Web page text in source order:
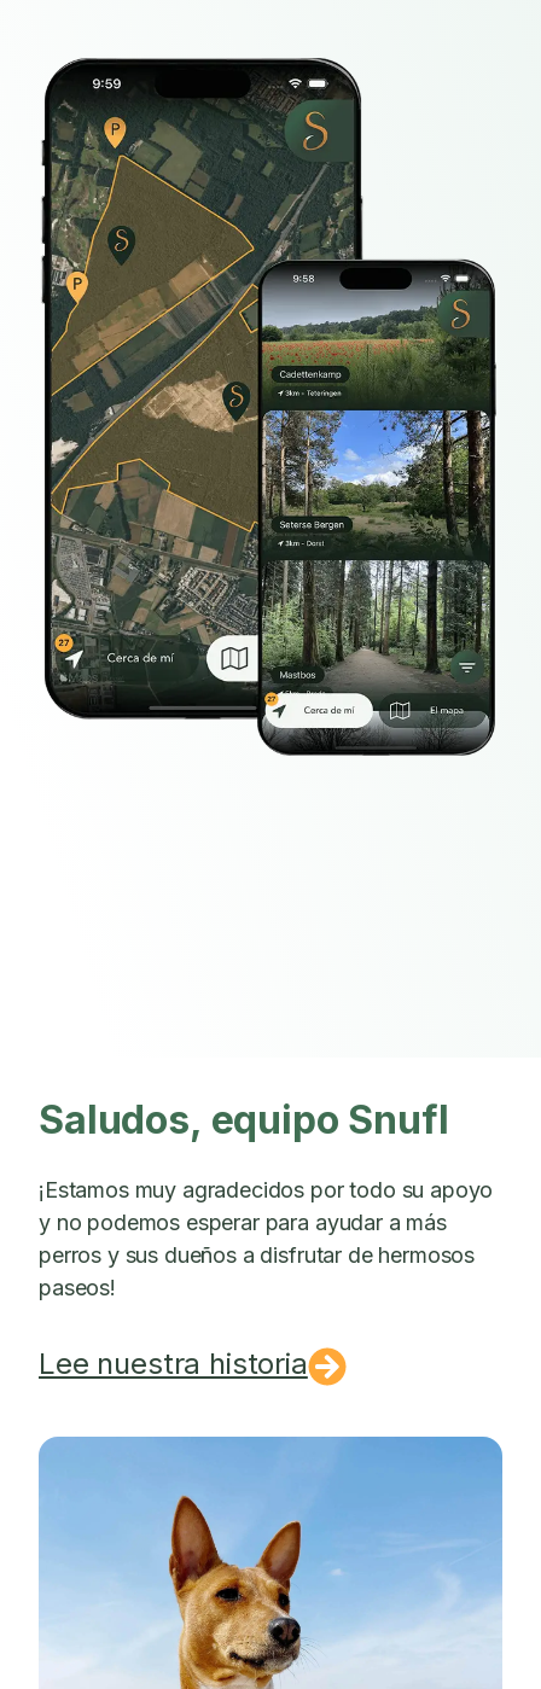
Saludos, equipo Snufl
¡Estamos muy agradecidos por todo su apoyo
y no podemos esperar para ayudar a más
perros y sus dueños a disfrutar de hermosos
paseos!
Lee nuestra historia